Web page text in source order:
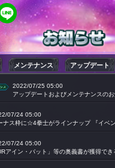
メンテナンス アップデート
2022/07/25 05:00
アップデートおよびメンテナンスの
07/24 05:00
07/24 05:00